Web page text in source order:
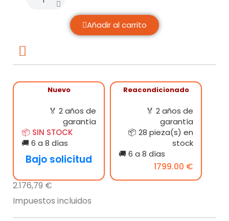
Añadir al carrito
Nuevo
🏅 2 años de
garantía
📦 SIN STOCK
🚚 6 a 8 días
Bajo solicitud
Reacondicionado
🏅 2 años de
garantía
📦 28 pieza(s) en
stock
🚚 6 a 8 días
1799.00 €
2.176,79 €
Impuestos incluidos